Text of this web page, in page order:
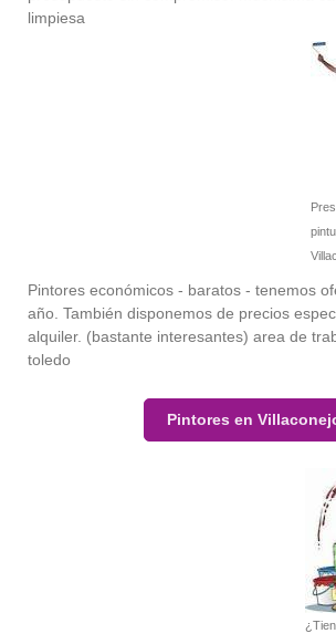
limpiesa
Pintores económicos - baratos - tenemos
año. También disponemos de precios
alquiler. (bastante interesantes) area de
toledo
Pintores en